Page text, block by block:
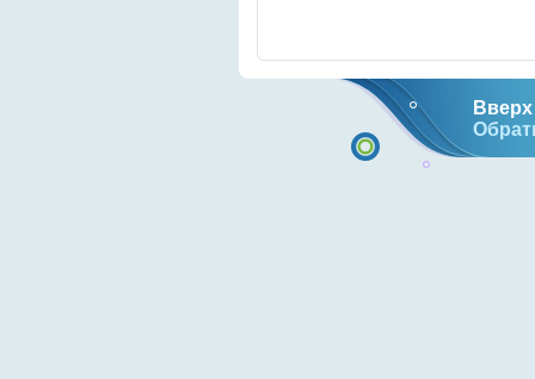
Вверх